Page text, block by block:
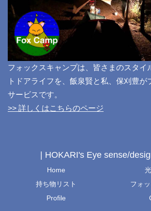
フォックスキャンプは、皆さまのスタイ
トドアライフを、飯泉賢と私、保刈豊が
サービスです。
>> 詳しくはこちらのページ
| HOKARI's Eye sense/
Home
持ち物リスト
フォ
Profile